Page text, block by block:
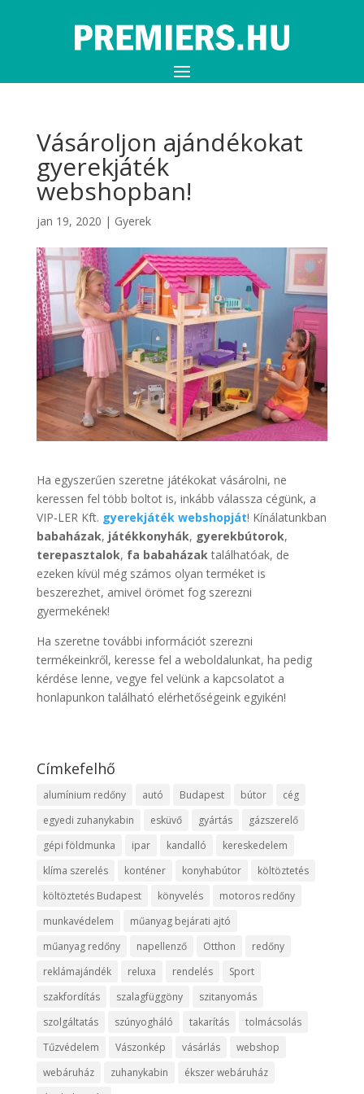
Vásároljon ajándékokat
gyerekjáték
webshopban!
jan 19, 2020 | Gyerek
Ha egyszerűen szeretne játékokat vásárolni, ne
keressen fel több boltot is, inkább válassza cégünk, a
VIP-LER Kft. gyerekjáték webshopját! Kínálatunkban
babaházak, játékkonyhák, gyerekbútorok,
terepasztalok, fa babaházaktalálhatóak, de
ezeken kívül még számos olyan terméket is
beszerezhet, amivel örömet fog szerezni
gyermekének!
Ha szeretne további információt szerezni
termékeinkről, keresse fel a weboldalunkat, ha pedig
kérdése lenne, vegye fel velünk a kapcsolatot a
honlapunkon található elérhetőségeink egyikén!
Címkefelhő
alumínium redőny autó Budapest bútor
cég
egyedi zuhanykabin
esküvő gyártás
gázszerelő
gépi földmunka
ipar kandalló
kereskedelem
klíma szerelés
konténer konyhabútor
költöztetés
költöztetés Budapest
könyvelés
motoros redőny
munkavédelem
műanyag bejárati ajtó
műanyag redőny
napellenző Otthon
redőny
reklámajándék
reluxa rendelés
Sport
szakfordítás
szalagfüggöny
szitanyomás
szolgáltatás
szúnyogháló takarítás
tolmácsolás
Tűzvédelem
Vászonkép vásárlás
webshop
webáruház
zuhanykabin
ékszer webáruház